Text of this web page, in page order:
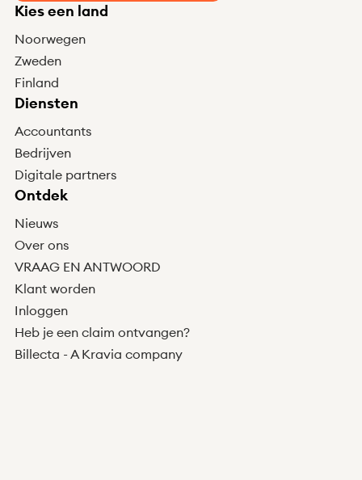
Kies een land
Noorwegen
Zweden
Finland
Diensten
Accountants
Bedrijven
Digitale partners
Ontdek
Nieuws
Over ons
VRAAG EN ANTWOORD
Klant worden
Inloggen
Heb je een claim ontvangen?
Billecta - A Kravia company